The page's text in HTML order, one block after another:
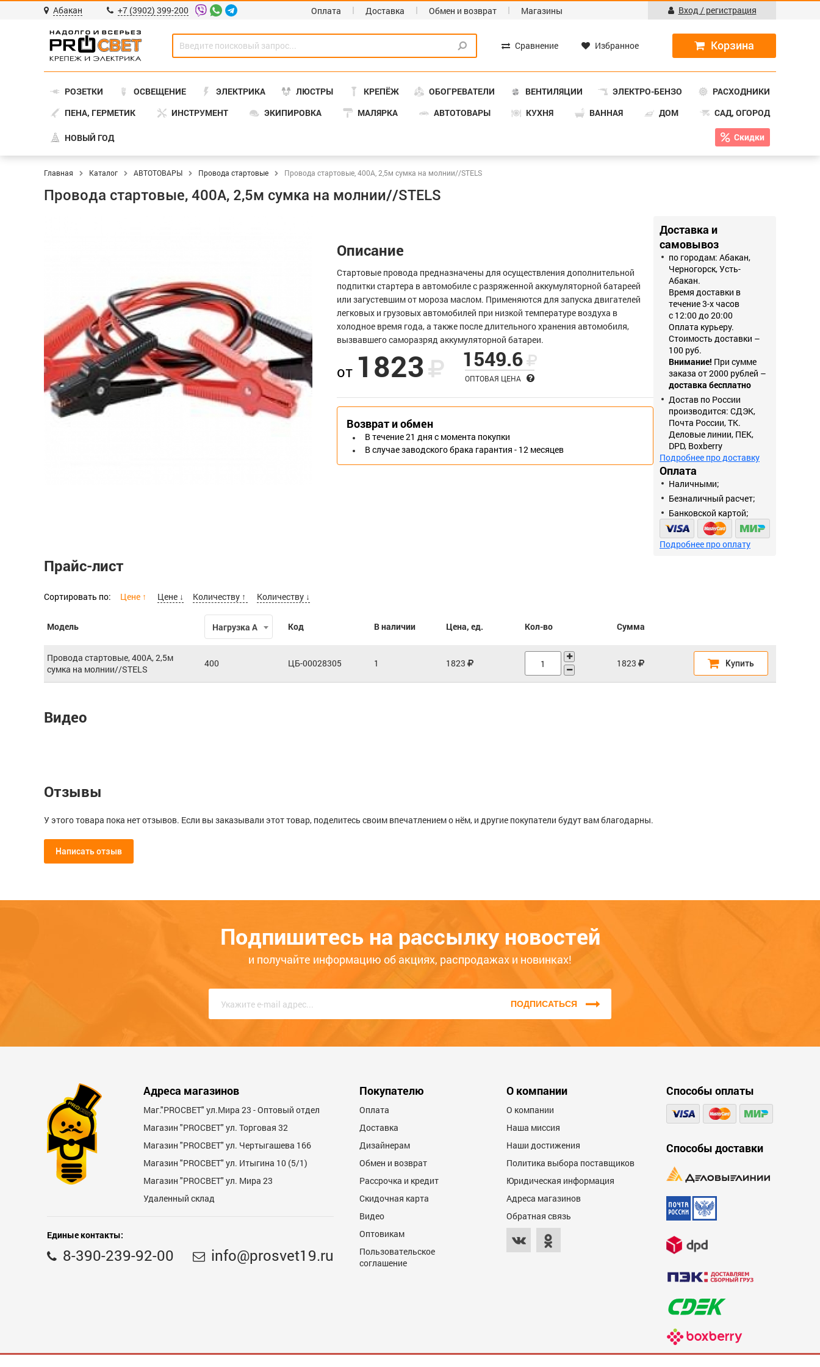
Абакан +7 (3902) 399-200 Оплата Доставка Обмен и возврат Магазины Вход / регистрация
Сравнение Избранное
РОЗЕТКИ ОСВЕЩЕНИЕ ЭЛЕКТРИКА ЛЮСТРЫ КРЕПЁЖ ОБОГРЕВАТЕЛИ ВЕНТИЛЯЦИИ ЭЛЕКТРО-БЕНЗО
РАСХОДНИКИ
ПЕНА, ГЕРМЕТИК
ИНСТРУМЕНТ ЭКИПИРОВКА МАЛЯРКА АВТОТОВАРЫ КУХНЯ ВАННАЯ ДОМ САД, ОГОРОД
НОВЫЙ ГОД Скидки
Главная Каталог АВТОТОВАРЫ Провода стартовые Провода стартовые, 400А, 2,5м сумка на молнии//STELS
Провода стартовые, 400А, 2,5м сумка на молнии//STELS
Описание
Стартовые провода предназначены для осуществления дополнительной
подпитки стартера в автомобиле с разряженной аккумуляторной батареей
или загустевшим от мороза маслом. Применяются для запуска двигателей
легковых и грузовых автомобилей при низкой температуре воздуха в
холодное время года, а также после длительного хранения автомобиля,
вызвавшего саморазряд аккумуляторной батареи.
от 1823 1549.6
ОПТОВАЯ ЦЕНА
Возврат и обмен
В течение 21 дня с момента покупки
В случае заводского брака гарантия - 12 месяцев
Доставка и
самовывоз
по городам: Абакан,
Черногорск, Усть-
Абакан.
Время доставки в
течение 3-х часов
с 12:00 до 20:00
Оплата курьеру.
Стоимость доставки –
100 руб.
Внимание! При сумме
заказа от 2000 рублей –
доставка бесплатно
Достав по России
производится: СДЭК,
Почта России, ТК.
Деловые линии, ПЕК,
DPD, Boxberry
Подробнее про доставку
Оплата
Наличными;
Безналичный расчет;
Банковской картой;
Подробнее про оплату
Прайс-лист
Сортировать по: Цене ↑ Цене ↓ Количеству ↑ Количеству ↓
Модель Нагрузка А Код В наличии Цена, ед. Кол-во Сумма
Провода стартовые, 400А, 2,5м
сумка на молнии//STELS
400 ЦБ-00028305 1 1823
Видео
Отзывы
У этого товара пока нет отзывов. Если вы заказывали этот товар, поделитесь своим впечатлением о нём, и другие покупатели будут вам благодарны.
Написать отзыв
Несколько месяцев
Недостатки 600
поможет другим покупателям
определиться с выбором. Обратите
характеристикам.
Мы не публикуем отзывы, которые
написаны большими буквами или
оскорбления.
Подпишитесь на рассылку новостей
и получайте информацию об акциях, распродажах и новинках!
ПОДПИСАТЬСЯ
Адреса магазинов
Маг."PROСВЕТ" ул.Мира 23 - Оптовый отдел
Магазин "PROСВЕТ" ул. Торговая 32
Магазин "PROCBET" ул. Чертыгашева 166
Магазин "PROCBET" ул. Итыгина 10 (5/1)
Магазин "PROСВЕТ" ул. Мира 23
Удаленный склад
Единые контакты:
8-390-239-92-00 info@prosvet19.ru
Покупателю
Оплата
Доставка
Дизайнерам
Обмен и возврат
Рассрочка и кредит
Скидочная карта
Видео
Оптовикам
Пользовательское
соглашение
О компании
О компании
Наша миссия
Наши достижения
Политика выбора поставщиков
Юридическая информация
Адреса магазинов
Обратная связь
Способы оплаты
Способы доставки